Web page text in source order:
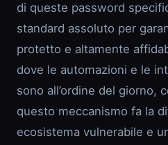
di queste password
standard assoluto per
protetto e altamente
dove le automazioni e le
sono all’ordine del giorno,
questo meccanismo fa la
ecosistema vulnerabile e